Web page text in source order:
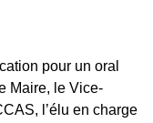
pour un oral
Maire, le Vice-
l’élu en charge